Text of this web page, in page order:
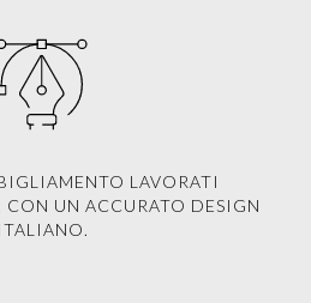
LAVORATI
UN ACCURATO DESIGN
ITALIANO.